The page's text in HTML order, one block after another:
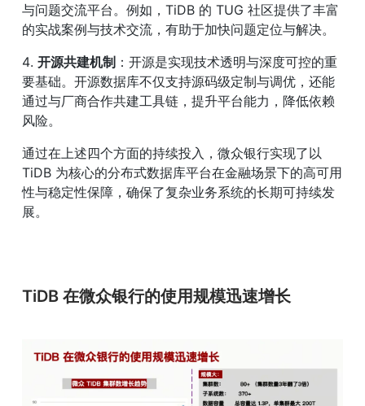
与问题交流平台。例如，TiDB 的 TUG 社区提供了丰富
的实战案例与技术交流，有助于加快问题定位与解决。
4. 开源共建机制 ：开源是实现技术透明与深度可控的重
要基础。开源数据库不仅支持源码级定制与调优，还能
通过与厂商合作共建工具链，提升平台能力，降低依赖
风险。
通过在上述四个方面的持续投入，微众银行实现了以
TiDB 为核心的分布式数据库平台在金融场景下的高可用
性与稳定性保障，确保了复杂业务系统的长期可持续发
展。
TiDB 在微众银行的使用规模迅速增长